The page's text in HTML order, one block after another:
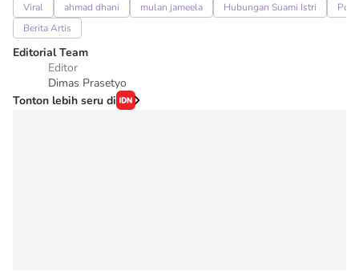
Viral ahmad dhani mulan jameela Hubungan Suami Istri
Berita Artis
Editorial Team
Editor
Dimas Prasetyo
Tonton lebih seru di